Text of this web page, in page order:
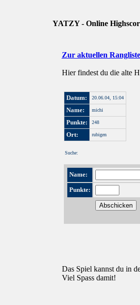
YATZY - Online
Zur aktuellen Rangliste
Hier findest du die alte
Datum: 20.06.04, 15:04
Name: michi
Punkte: 248
Ort: rubigen
Suche:
Name:
Punkte:
Das Spiel kannst du in
Viel Spass damit!